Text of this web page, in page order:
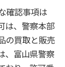
確認事項は
は、警察本部
の買取と販売
、富山県警察